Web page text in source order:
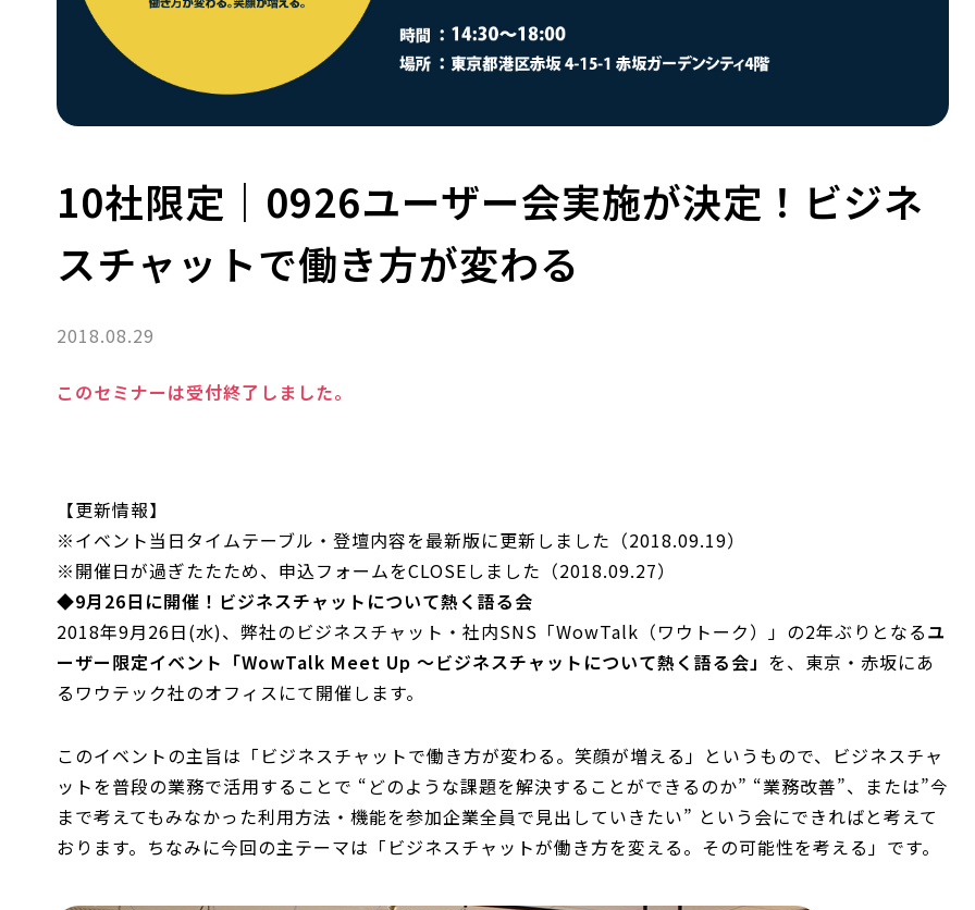
10社限定｜0926ユーザー会実施が決定！ビジネ
スチャットで働き方が変わる
2018.08.29
このセミナーは受付終了しました。
【更新情報】
※イベント当日タイムテーブル・登壇内容を最新版に更新しました（2018.09.19）
※開催日が過ぎたたため、申込フォームをCLOSEしました（2018.09.27）
◆9月26日に開催！ビジネスチャットについて熱く語る会
2018年9月26日(水)、弊社のビジネスチャット・社内SNS「WowTalk（ワウトーク）」の2年ぶりとなるユ
ーザー限定イベント「WowTalk Meet Up ～ビジネスチャットについて熱く語る会」 を、東京・赤坂にあ
るワウテック社のオフィスにて開催します。
このイベントの主旨は「ビジネスチャットで働き方が変わる。笑顔が増える」というもので、ビジネスチャ
ットを普段の業務で活用することで “どのような課題を解決することができるのか” “業務改善”、または”今
まで考えてもみなかった利用方法・機能を参加企業全員で見出していきたい” という会にできればと考えて
おります。ちなみに今回の主テーマは「ビジネスチャットが働き方を変える。その可能性を考える」です。